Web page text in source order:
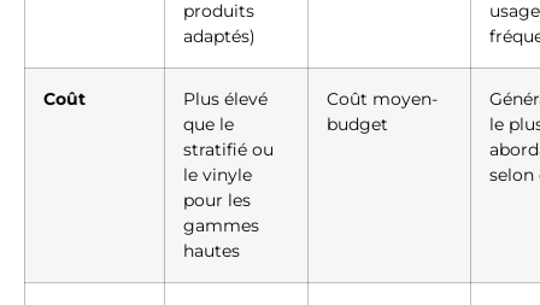
produits
adaptés)
Coût
Plus élevé
que le
stratifié ou
le vinyle
pour les
gammes
hautes
Coût moyen-
budget
le
selon